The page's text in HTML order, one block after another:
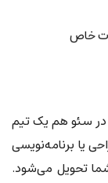
خاص
در سئو هم یک تیم
یا برنامه‌نویسی
تحویل می‌شود.